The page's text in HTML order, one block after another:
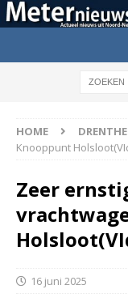
HOME DRENTHE
Knooppunt
Zeer
16 juni 2025